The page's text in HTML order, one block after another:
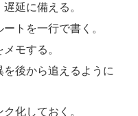
延に備える。
トを一行で書く。
モする。
後から追えるように
化しておく。